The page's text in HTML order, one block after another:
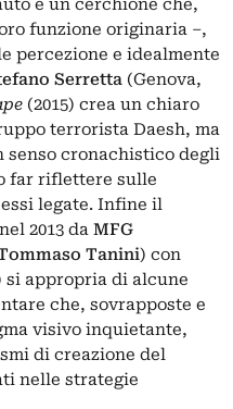
e un cerchione che,
funzione originaria –,
percezione e idealmente
Serretta (Genova,
(2015) crea un chiaro
terrorista Daesh, ma
senso cronachistico degli
far riflettere sulle
legate. Infine il
2013 da MFG
Tanini) con
si appropria di alcune
che, sovrapposte e
visivo inquietante,
di creazione del
nelle strategie